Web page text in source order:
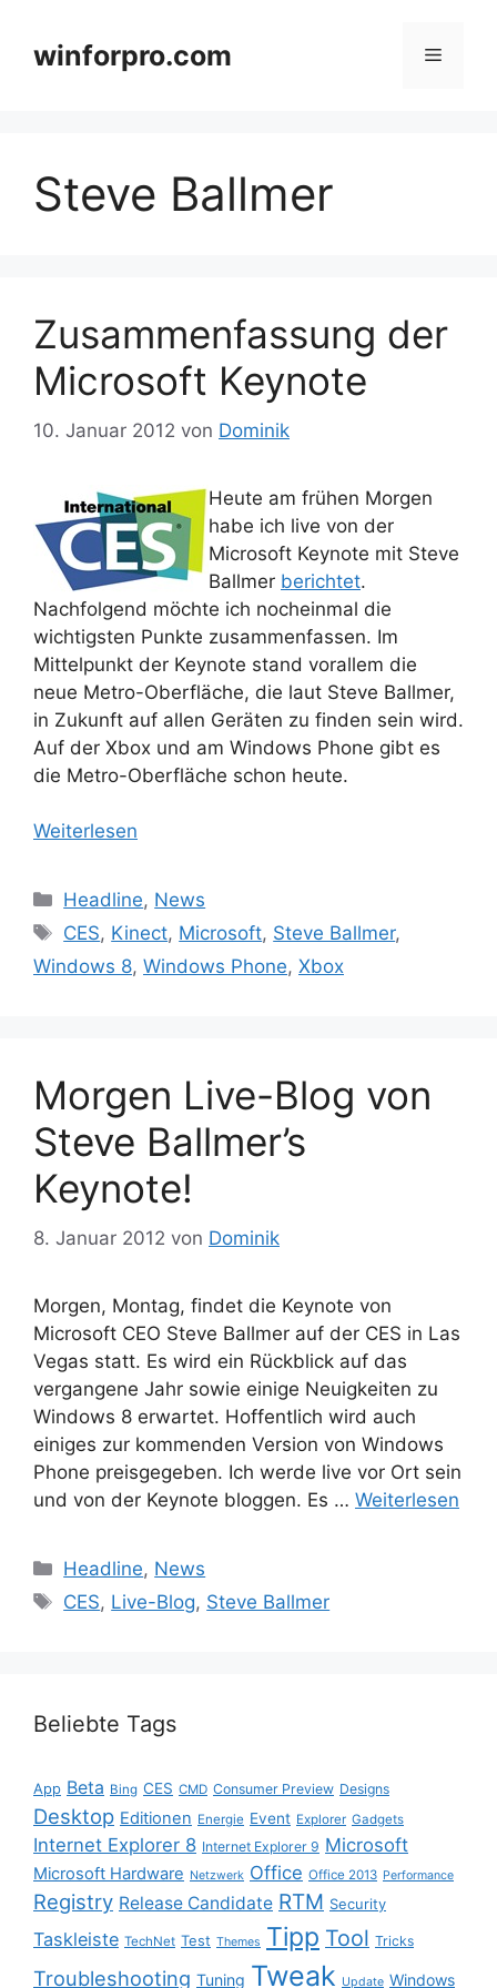
springenwinforpro.com Menü
Steve Ballmer
Zusammenfassung der
Microsoft Keynote
10. Januar 2012 von Dominik
Heute am frühen Morgen
habe ich live von der
Microsoft Keynote mit Steve
Ballmer berichtet.
Nachfolgend möchte ich nocheinmal die
wichtigsten Punkte zusammenfassen. Im
Mittelpunkt der Keynote stand vorallem die
neue Metro-Oberfläche, die laut Steve Ballmer,
in Zukunft auf allen Geräten zu finden sein wird.
Auf der Xbox und am Windows Phone gibt es
die Metro-Oberfläche schon heute.
Weiterlesen
Kategorien
Headline, News
Schlagwörter
CES, Kinect, Microsoft, Steve Ballmer,
Windows 8, Windows Phone, Xbox
Morgen Live-Blog von
Steve Ballmer’s
Keynote!
8. Januar 2012 von Dominik
Morgen, Montag, findet die Keynote von
Microsoft CEO Steve Ballmer auf der CES in Las
Vegas statt. Es wird ein Rückblick auf das
vergangene Jahr sowie einige Neuigkeiten zu
Windows 8 erwartet. Hoffentlich wird auch
einiges zur kommenden Version von Windows
Phone preisgegeben. Ich werde live vor Ort sein
und von der Keynote bloggen. Es … Weiterlesen
Kategorien
Headline, News
Schlagwörter
CES, Live-Blog, Steve Ballmer
Beliebte Tags
App Beta Bing CES CMD Consumer Preview Designs
Desktop Editionen Energie Event Explorer Gadgets
Internet Explorer 8 Internet Explorer 9 Microsoft
Microsoft Hardware Netzwerk Office Office 2013 Performance
Registry Release Candidate RTM Security
Taskleiste TechNet Test Themes Tipp Tool Tricks
Troubleshooting Tuning Tweak Update Windows